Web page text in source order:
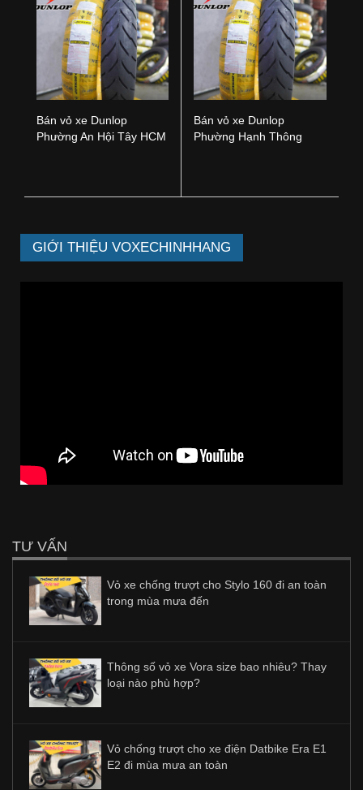
Bán vỏ xe Dunlop
Phường An Hội Tây HCM
Bán vỏ xe Dunlop
Phường Hạnh Thông
GIỚI THIỆU VOXECHINHHANG
TƯ VẤN
Vỏ xe chống trượt cho Stylo 160 đi an toàn
trong mùa mưa đến
Thông số vỏ xe Vora size bao nhiêu? Thay
loại nào phù hợp?
Vỏ chống trượt cho xe điện Datbike Era E1
E2 đi mùa mưa an toàn